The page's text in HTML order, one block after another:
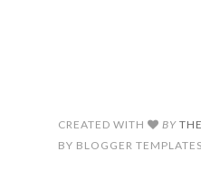
CREATED WITH BY
BY BLOGGER TEMPLATES